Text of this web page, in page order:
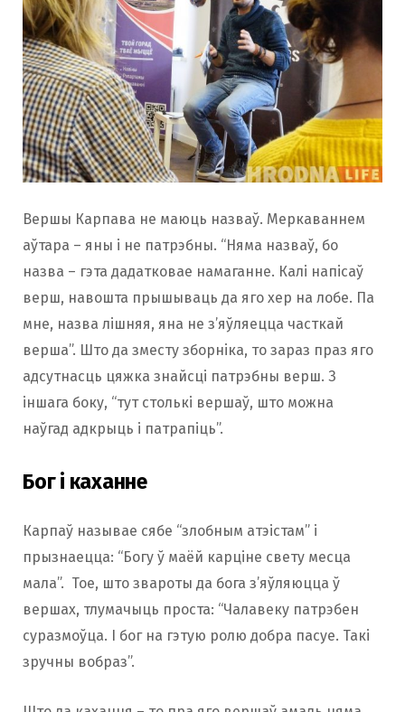
Вершы Карпава не маюць назваў. Меркаваннем
аўтара – яны і не патрэбны. “Няма назваў, бо
назва – гэта дадатковае намаганне. Калі напісаў
верш, навошта прышываць да яго хер на лобе. Па
мне, назва лішняя, яна не з’яўляецца часткай
верша”. Што да зместу зборніка, то зараз праз яго
адсутнасць цяжка знайсці патрэбны верш. З
іншага боку, “тут столькі вершаў, што можна
наўгад адкрыць і патрапіць”.
Бог і каханне
Карпаў называе сябе “злобным атэістам” і
прызнаецца: “Богу ў маёй карціне свету месца
мала”. Тое, што звароты да бога з’яўляюцца ў
вершах, тлумачыць проста: “Чалавеку патрэбен
суразмоўца. І бог на гэтую ролю добра пасуе. Такі
зручны вобраз”.